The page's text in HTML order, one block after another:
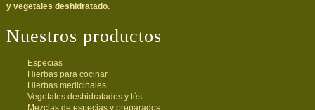
y vegetales deshidratado.
Nuestros productos
Especias
Hierbas para cocinar
Hierbas medicinales
Vegetales deshidratados y tés